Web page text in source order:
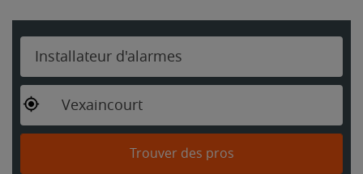
Installateur d'alarmes
Vexaincourt
Trouver des pros